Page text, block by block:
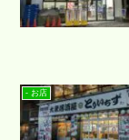
- お店